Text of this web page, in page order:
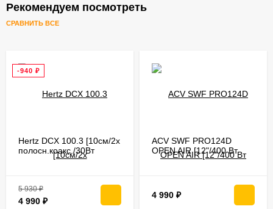
Рекомендуем посмотреть
СРАВНИТЬ ВСЕ
-940 ₽
Hertz DCX 100.3 [10см/2х
полосн.коакс./30Вт
ном./60Вт макс./92Дб/4
5 930₽
4 990 ₽
ACV SWF PRO124D
OPEN AIR [12"/400 Вт
ном./800 Вт макс/87
4 990 ₽